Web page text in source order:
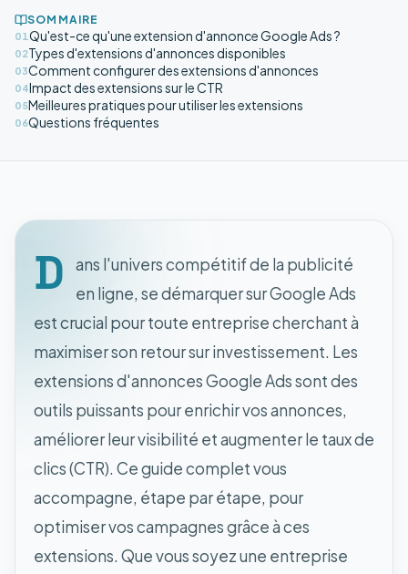
SOMMAIRE
01Qu'est-ce qu'une extension d'annonce Google Ads ?
02Types d'extensions d'annonces disponibles
03Comment configurer des extensions d'annonces
04Impact des extensions sur le CTR
05Meilleures pratiques pour utiliser les extensions
06Questions fréquentes
D
ans l'univers compétitif de la publicité
en ligne, se démarquer sur Google Ads
est crucial pour toute entreprise cherchant à
maximiser son retour sur investissement. Les
extensions d'annonces Google Ads sont des
outils puissants pour enrichir vos annonces,
améliorer leur visibilité et augmenter le taux de
clics (CTR). Ce guide complet vous
accompagne, étape par étape, pour
optimiser vos campagnes grâce à ces
extensions. Que vous soyez une entreprise